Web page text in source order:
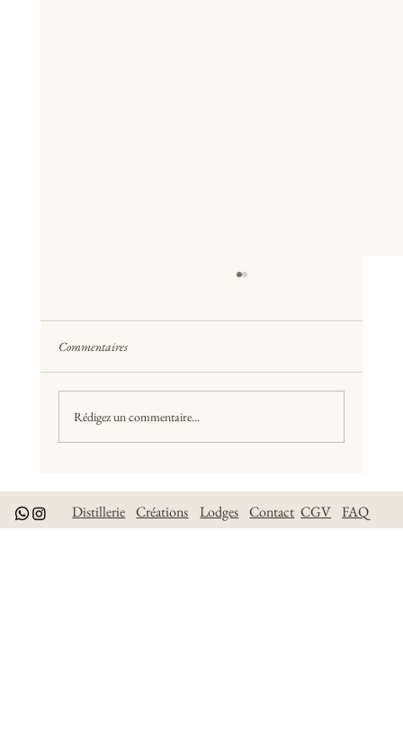
Silenziu
Commentaires
Rédigez un commentaire...
Distillerie Lodges
Créations Contact CGV FAQ